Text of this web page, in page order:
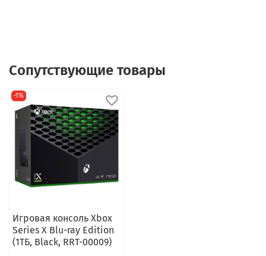
Сопутствующие товары
-1%
Игровая консоль Xbox
Series X Blu-ray Edition
(1ТБ, Black, RRT-00009)